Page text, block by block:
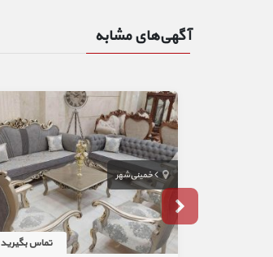
آگهی‌های مشابه
خمینی‌شهر
تماس بگیرید